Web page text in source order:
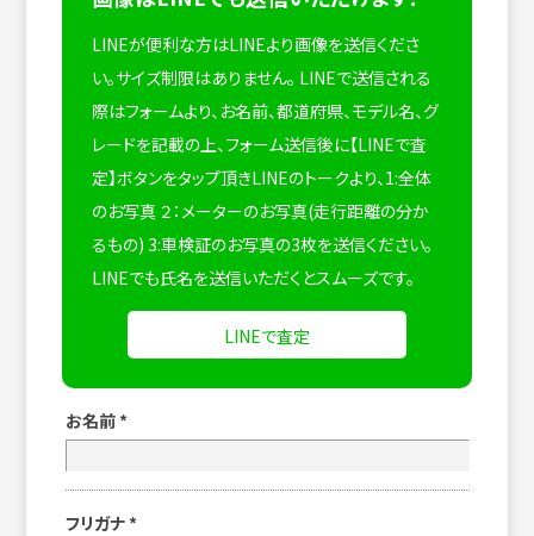
LINEが便利な方はLINEより画像を送信くださ
い。サイズ制限はありません。 LINEで送信される
際はフォームより、お名前、都道府県、モデル名、グ
レードを記載の上、フォーム送信後に【LINEで査
定】ボタンをタップ頂きLINEのトークより、1:全体
のお写真 ２：メーターのお写真(走行距離の分か
るもの) 3:車検証のお写真の3枚を送信ください。
LINEでも氏名を送信いただくとスムーズです。
LINEで査定
お名前 *
フリガナ *